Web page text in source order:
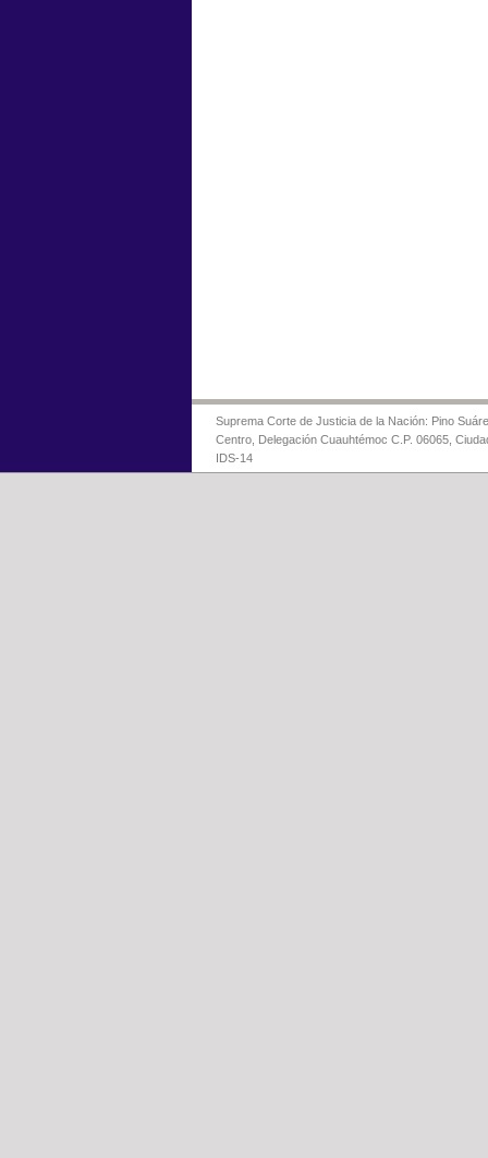
Suprema Corte de Justicia de la Nación: Pino
Centro, Delegación Cuauhtémoc C.P. 06065,
IDS-14